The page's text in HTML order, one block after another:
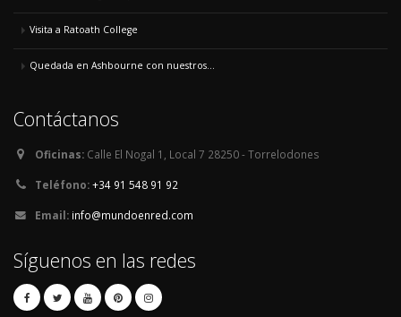
Visita a Ratoath College
Quedada en Ashbourne con nuestros...
Contáctanos
Oficinas: Calle El Nogal 1, Local 7 28250 - Torrelodones
Teléfono:+34 91 548 91 92
Email: info@mundoenred.com
Síguenos en las redes